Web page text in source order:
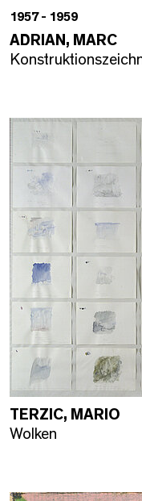
1957 - 1959
ADRIAN, MARC
TERZIC, MARIO
Wolken